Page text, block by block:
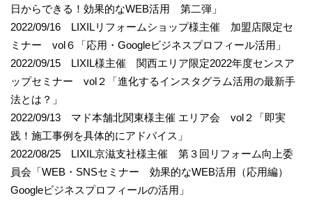
日からできる！効果的なWEB活用 第二弾」
2022/09/16 LIXILリフォームショップ様主催 加盟店限定セ
ミナー vol６「応用・Googleビジネスプロフィール活用」
2022/09/15 LIXIL様主催 関西エリア限定2022年度センスア
ップセミナー vol２「進化するインスタグラム活用の最新手
法とは？」
2022/09/13 マド本舗北関東様主催 エリア会 vol２「即実
践！施工事例を具体的にアドバイス」
2022/08/25 LIXIL京滋支社様主催 第３回リフォーム向上委
員会「WEB・SNSセミナー 効果的なWEB活用（応用編）
Googleビジネスプロフィールの活用」